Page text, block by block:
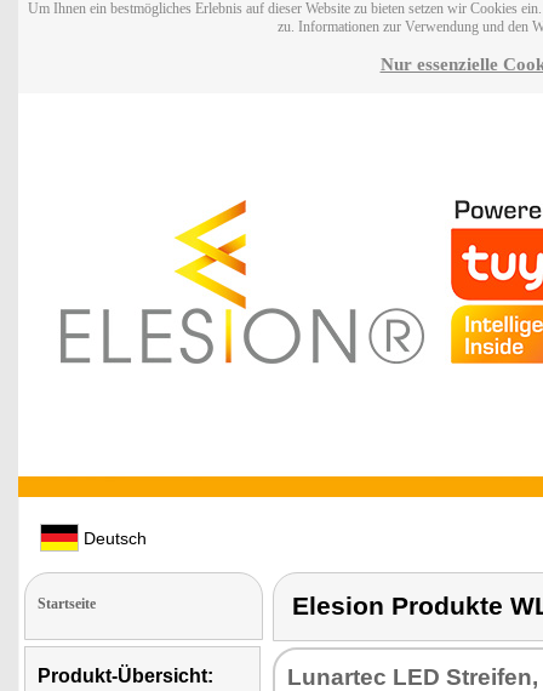
Um Ihnen ein bestmögliches Erlebnis auf dieser Website zu bieten setzen wir Cookies
zu. Informationen zur Verwendung und den
Nur essenzielle
Deutsch
Startseite
Produkt-Übersicht:
Elesion Produkte
Lun­ar­tec LED